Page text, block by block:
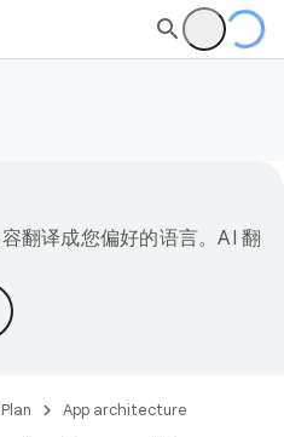
翻译成您偏好的语言。AI 翻
App architecture